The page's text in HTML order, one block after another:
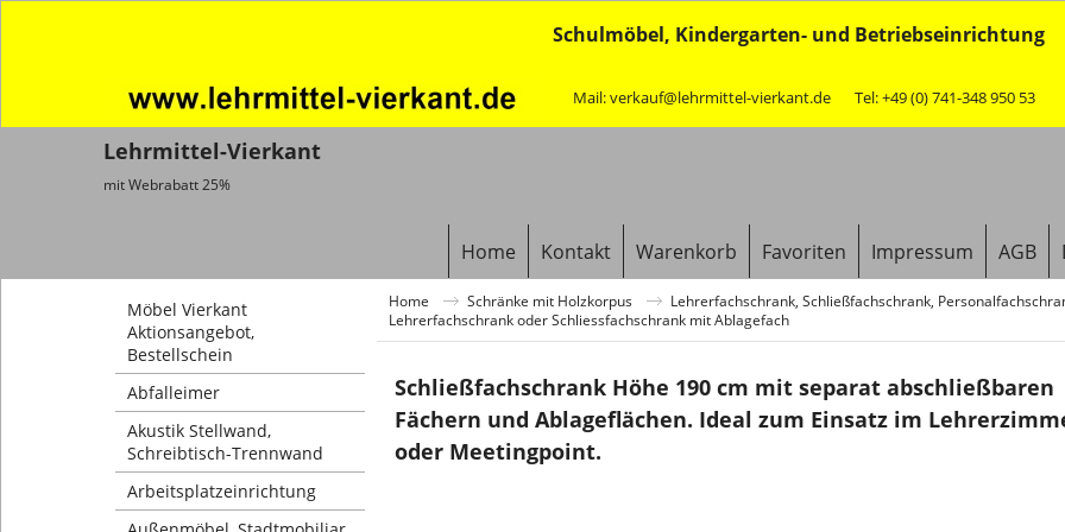
Schulmöbel, Kindergarten- und Betriebseinrichtung
Mail: verkauf@lehrmittel-vierkant.de Tel: +49 (0) 741-348 950 53
Lehrmittel-Vierkant
mit Webrabatt 25%
Home Kontakt Warenkorb Favoriten Impressum AGB
Möbel Vierkant
Aktionsangebot,
Bestellschein
Abfalleimer
Akustik Stellwand,
Schreibtisch-Trennwand
Arbeitsplatzeinrichtung
Home Schränke mit Holzkorpus
Lehrerfachschrank, Schließfachschrank,
Lehrerfachschrank oder Schliessfachschrank mit Ablagefach
Schließfachschrank Höhe 190 cm mit separat abschließbaren
Fächern und Ablageflächen. Ideal zum Einsatz im
oder Meetingpoint.